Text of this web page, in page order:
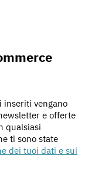
inseriti vengano
e offerte
qualsiasi
ti sono state
dei tuoi dati e sui